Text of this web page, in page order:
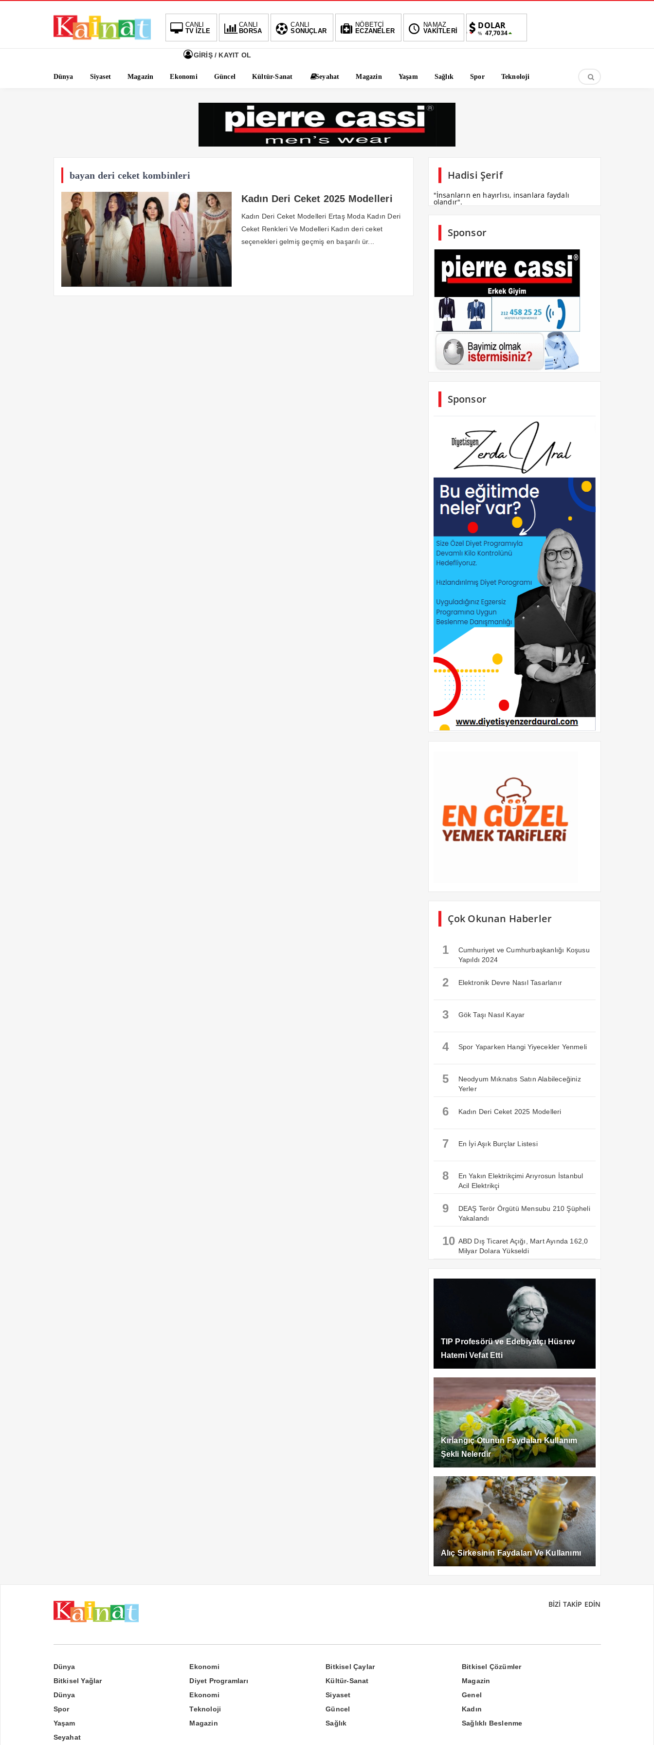
CANLI
TV İZLE
CANLI
BORSA
CANLI
SONUÇLAR
NÖBETÇİ
ECZANELER
NAMAZ
VAKİTLERİ
BIST
-0.34% 1.690,69
DOLAR
% 47,7034
GİRİŞ / KAYIT OL
Dünya Siyaset Magazin Ekonomi Güncel Kültür-Sanat Seyahat Magazin Yaşam Sağlık Spor Teknoloji
bayan deri ceket kombinleri
Kadın Deri Ceket 2025 Modelleri
Kadın Deri Ceket Modelleri Ertaş Moda Kadın Deri
Ceket Renkleri Ve Modelleri Kadın deri ceket
seçenekleri gelmiş geçmiş en başarılı ür...
Hadisi Şerif
"İnsanların en hayırlısı, insanlara faydalı
olandır".
Sponsor
Sponsor
Çok Okunan Haberler
1
Cumhuriyet ve Cumhurbaşkanlığı Koşusu
Yapıldı 2024
2 Elektronik Devre Nasıl Tasarlanır
3 Gök Taşı Nasıl Kayar
4 Spor Yaparken Hangi Yiyecekler Yenmeli
5
Neodyum Mıknatıs Satın Alabileceğiniz
Yerler
6 Kadın Deri Ceket 2025 Modelleri
7 En İyi Aşık Burçlar Listesi
8
En Yakın Elektrikçimi Arıyrosun İstanbul
Acil Elektrikçi
9
DEAŞ Terör Örgütü Mensubu 210 Şüpheli
Yakalandı
10 ABD Dış Ticaret Açığı, Mart Ayında 162,0
Milyar Dolara Yükseldi
TIP Profesörü ve Edebiyatçı Hüsrev
Hatemi Vefat Etti
Kırlangıç Otunun Faydaları Kullanım
Şekli Nelerdir
Alıç Sirkesinin Faydaları Ve Kullanımı
BİZİ TAKİP EDİN
Dünya Ekonomi Bitkisel Çaylar
Bitkisel Çözümler
Bitkisel Yağlar
Diyet Programları Kültür-Sanat
Magazin
Dünya
Ekonomi Siyaset
Genel
Spor
Teknoloji Güncel
Kadın
Yaşam
Magazin Sağlık
Sağlıklı Beslenme
Seyahat